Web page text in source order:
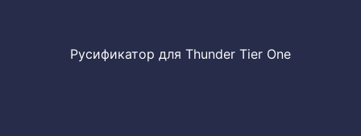
Русификатор для Thunder Tier One